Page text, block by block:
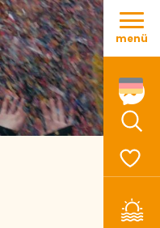
Aller
contenu
menü